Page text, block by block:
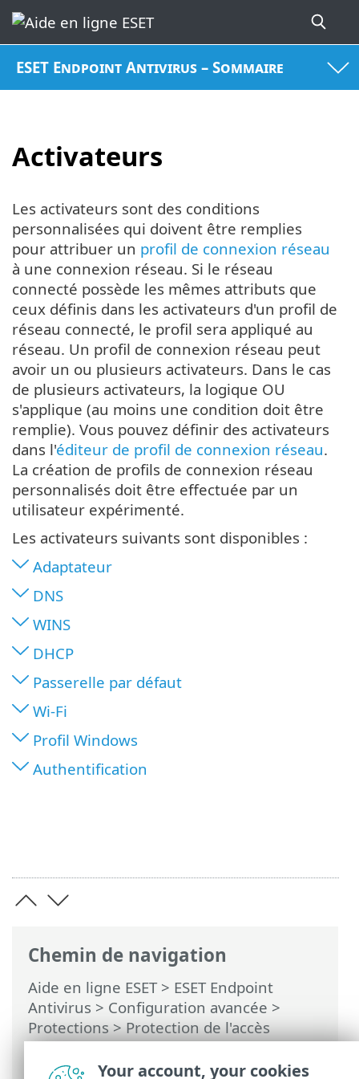
ESET Endpoint Antivirus – Sommaire
Activateurs
Chemin de navigation
Aide en ligne ESET> ESET Endpoint
Antivirus > Configuration avancée >
Protections>Protection de l'accès
réseau>Profils de connexion réseau>
Ajout ou modification de profils de
Les activateurs sont des conditions
personnalisées qui doivent être remplies
pour attribuer un profil de connexion réseau
à une connexion réseau. Si le réseau
connecté possède les mêmes attributs que
ceux définis dans les activateurs d'un profil de
réseau connecté, le profil sera appliqué au
réseau. Un profil de connexion réseau peut
avoir un ou plusieurs activateurs. Dans le cas
de plusieurs activateurs, la logique OU
s'applique (au moins une condition doit être
remplie). Vous pouvez définir des activateurs
dans l'éditeur de profil de connexion réseau.
La création de profils de connexion réseau
personnalisés doit être effectuée par un
utilisateur expérimenté.
Les activateurs suivants sont disponibles :
Adaptateur
DNS
WINS
DHCP
Passerelle par défaut
Wi-Fi
Profil Windows
Authentification
Your account, your cookies